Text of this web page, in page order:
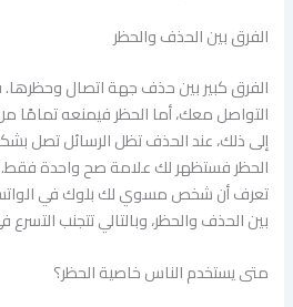
الفرق بين الحذف والحظر
الفرق كبير بين حذف جهة اتصال
التواصل معك، أما الحظر فيمنعه تمامًا
إلى ذلك، عند الحذف تظل الرسائل تصل
الحظر فستظهر لك علامة صح واحدة
تعرف أن شخص مسوي لك بلوك في الواتس
بين الحذف والحظر، وبالتالي تتجنب التسرع
متى يستخدم الناس خاصية الحظر؟